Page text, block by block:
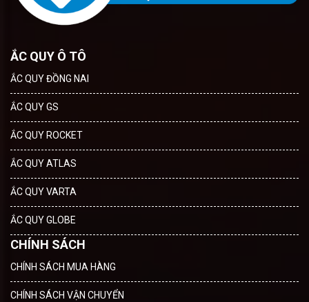
ẮC QUY Ô TÔ
ẮC QUY ĐỒNG NAI
ẮC QUY GS
ẮC QUY ROCKET
ẮC QUY ATLAS
ẮC QUY VARTA
ẮC QUY GLOBE
CHÍNH SÁCH
CHÍNH SÁCH MUA HÀNG
CHÍNH SÁCH VẬN CHUYỂN